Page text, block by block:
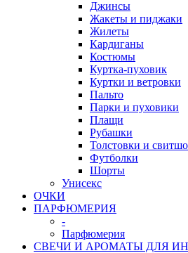
Джинсы
Жакеты и пиджаки
Жилеты
Кардиганы
Костюмы
Куртка-пуховик
Куртки и ветровки
Пальто
Парки и пуховики
Плащи
Рубашки
Толстовки и
Футболки
Шорты
Унисекс
ОЧКИ
ПАРФЮМЕРИЯ
-
Парфюмерия
СВЕЧИ И АРОМАТЫ ДЛЯ